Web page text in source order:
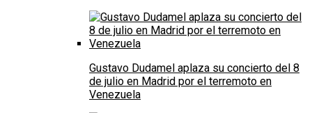
Gustavo Dudamel aplaza su concierto del 8
de julio en Madrid por el terremoto en
Venezuela